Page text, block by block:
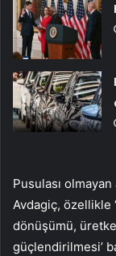
Pusulası
Avdagiç, özellikle
dönüşümü,
güçlendirilmesi’